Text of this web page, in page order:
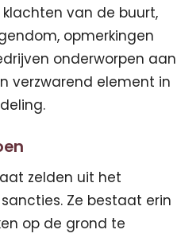
van de buurt,
opmerkingen
onderworpen aan
verzwarend element in
zelden uit het
Ze bestaat erin
op de grond te